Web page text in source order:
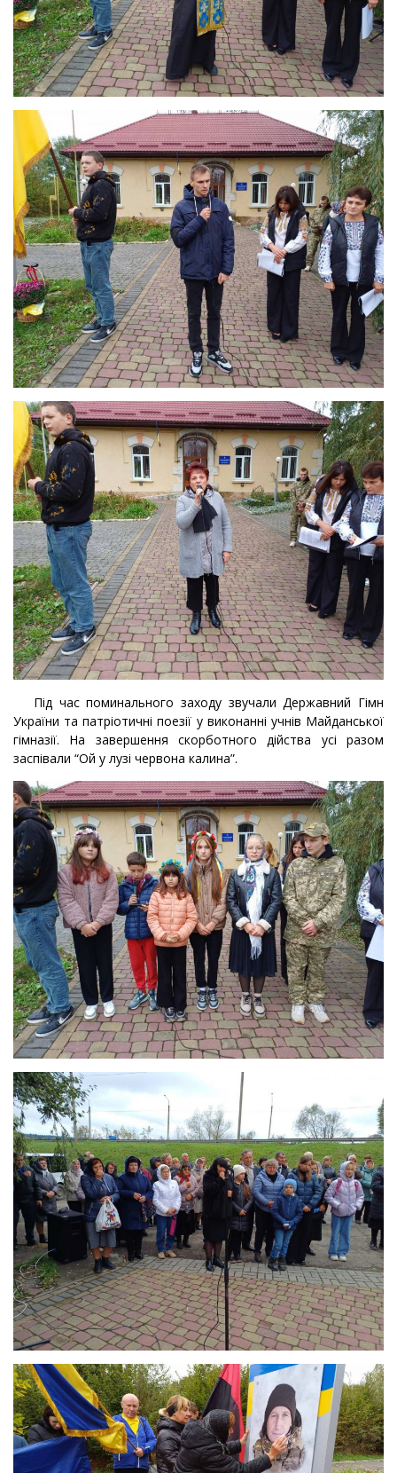
Під час поминального заходу звучали Державний Гімн
України та патріотичні поезії у виконанні учнів Майданської
гімназії. На завершення скорботного дійства усі разом
заспівали “Ой у лузі червона калина”.